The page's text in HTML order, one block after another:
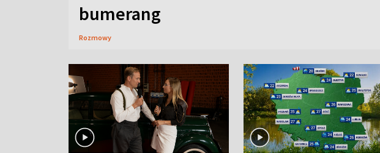
bumerang
Rozmowy